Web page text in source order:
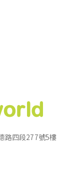
路四段277號5樓